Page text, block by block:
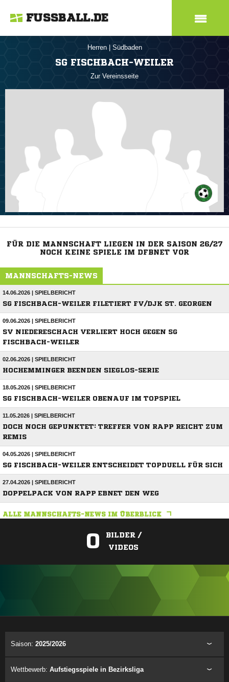
FUSSBALL.DE
Herren Südbaden
SG FISCHBACH-WEILER
Zur Vereinsseite
FÜR DIE MANNSCHAFT LIEGEN IN DER SAISON 26/27
NOCH KEINE SPIELE IM DFBNET VOR
MANNSCHAFTS-NEWS
14.06.2026 | SPIELBERICHT
SG FISCHBACH-WEILER FILETIERT FV/DJK ST. GEORGEN
09.06.2026 | SPIELBERICHT
SV NIEDERESCHACH VERLIERT HOCH GEGEN SG
FISCHBACH-WEILER
02.06.2026 | SPIELBERICHT
HOCHEMMINGER BEENDEN SIEGLOS-SERIE
18.05.2026 | SPIELBERICHT
SG FISCHBACH-WEILER OBENAUF IM TOPSPIEL
11.05.2026 | SPIELBERICHT
DOCH NOCH GEPUNKTET: TREFFER VON RAPP REICHT ZUM
REMIS
04.05.2026 | SPIELBERICHT
SG FISCHBACH-WEILER ENTSCHEIDET TOPDUELL FÜR SICH
27.04.2026 | SPIELBERICHT
DOPPELPACK VON RAPP EBNET DEN WEG
ALLE MANNSCHAFTS-NEWS IM ÜBERBLICK
0
BILDER /
VIDEOS
Saison: 2025/2026
Wettbewerb: Aufstiegsspiele in Bezirksliga